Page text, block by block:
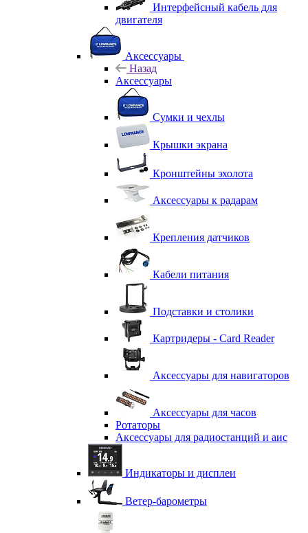
Интерфейсный кабель для
двигателя
Аксессуары
Назад
Аксессуары
Сумки и чехлы
Крышки экрана
Кронштейны эхолота
Аксессуары к радарам
Крепления датчиков
Кабели питания
Подставки и столики
Картридеры - Card Reader
Аксессуары для навигаторов
Аксессуары для часов
Ротаторы
Аксессуары для радиостанций и аис
Индикаторы и дисплеи
Ветер-барометры